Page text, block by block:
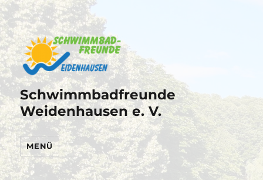
Schwimmbadfreunde
Weidenhausen e. V.
MENÜ